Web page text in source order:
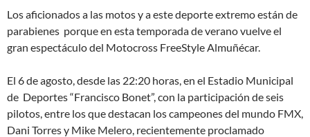
Los aficionados a las motos y a este deporte extremo están de
parabienes porque en esta temporada de verano vuelve el
gran espectáculo del Motocross FreeStyle Almuñécar.
El 6 de agosto, desde las 22:20 horas, en el Estadio Municipal
de Deportes “Francisco Bonet”, con la participación de seis
pilotos, entre los que destacan los campeones del mundo FMX,
Dani Torres y Mike Melero, recientemente proclamado